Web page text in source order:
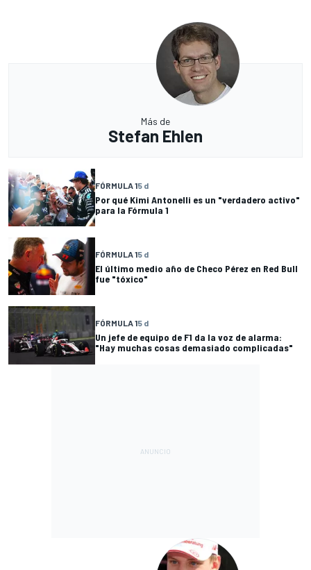
Más de
Stefan Ehlen
FÓRMULA 15 d
Por qué Kimi Antonelli es un "verdadero activo"
para la Fórmula 1
FÓRMULA 15 d
El último medio año de Checo Pérez en Red Bull
fue "tóxico"
FÓRMULA 15 d
Un jefe de equipo de F1 da la voz de alarma:
"Hay muchas cosas demasiado complicadas"